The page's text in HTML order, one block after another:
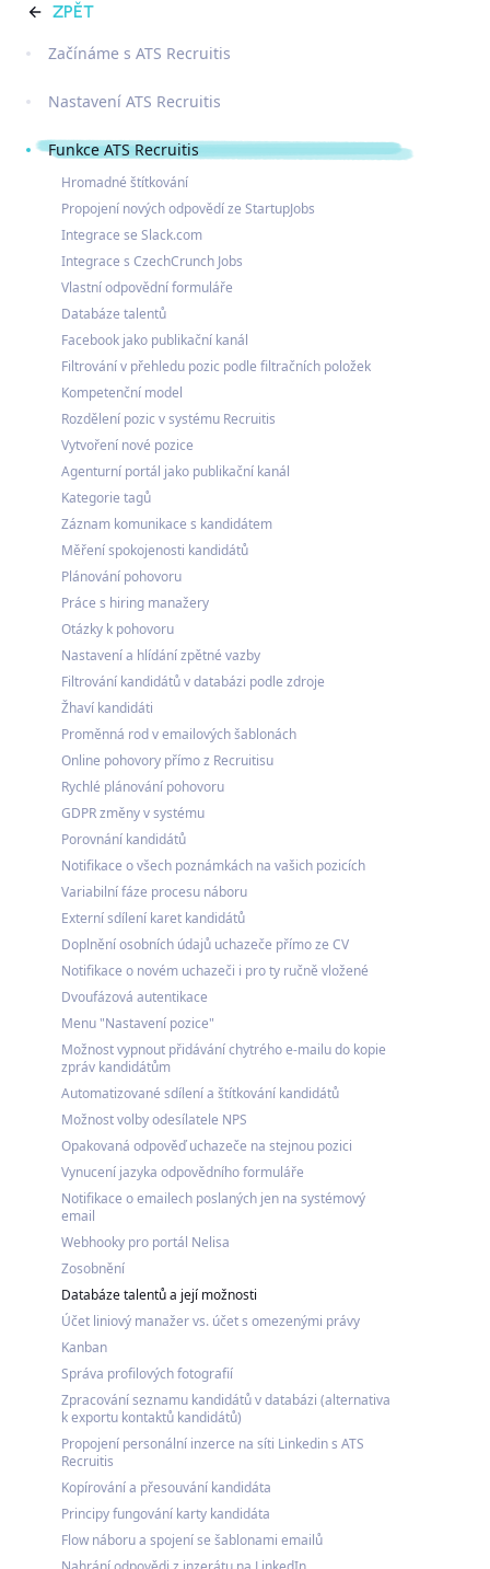
ZPĚT
Začínáme s ATS Recruitis
Nastavení ATS Recruitis
Funkce ATS Recruitis
Hromadné štítkování
Propojení nových odpovědí ze StartupJobs
Integrace se Slack.com
Integrace s CzechCrunch Jobs
Vlastní odpovědní formuláře
Databáze talentů
Facebook jako publikační kanál
Filtrování v přehledu pozic podle filtračních položek
Kompetenční model
Rozdělení pozic v systému Recruitis
Vytvoření nové pozice
Agenturní portál jako publikační kanál
Kategorie tagů
Záznam komunikace s kandidátem
Měření spokojenosti kandidátů
Plánování pohovoru
Práce s hiring manažery
Otázky k pohovoru
Nastavení a hlídání zpětné vazby
Filtrování kandidátů v databázi podle zdroje
Žhaví kandidáti
Proměnná rod v emailových šablonách
Online pohovory přímo z Recruitisu
Rychlé plánování pohovoru
GDPR změny v systému
Porovnání kandidátů
Notifikace o všech poznámkách na vašich pozicích
Variabilní fáze procesu náboru
Externí sdílení karet kandidátů
Doplnění osobních údajů uchazeče přímo ze CV
Notifikace o novém uchazeči i pro ty ručně vložené
Dvoufázová autentikace
Menu "Nastavení pozice"
Možnost vypnout přidávání chytrého e-mailu do kopie
zpráv kandidátům
Automatizované sdílení a štítkování kandidátů
Možnost volby odesílatele NPS
Opakovaná odpověď uchazeče na stejnou pozici
Vynucení jazyka odpovědního formuláře
Notifikace o emailech poslaných jen na systémový
email
Webhooky pro portál Nelisa
Zosobnění
Databáze talentů a její možnosti
Účet liniový manažer vs. účet s omezenými právy
Kanban
Správa profilových fotografií
Zpracování seznamu kandidátů v databázi (alternativa
k exportu kontaktů kandidátů)
Propojení personální inzerce na síti Linkedin s ATS
Recruitis
Kopírování a přesouvání kandidáta
Principy fungování karty kandidáta
Flow náboru a spojení se šablonami emailů